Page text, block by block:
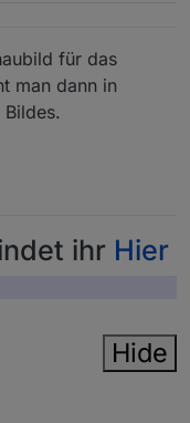
für das
man dann in
ihr Hier
Hide